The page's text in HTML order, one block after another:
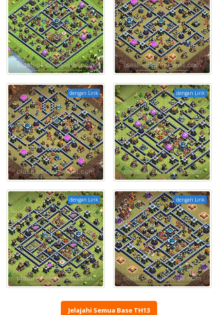
dengan Link dengan Link
dengan Link dengan Link
Jelajahi Semua Base TH13